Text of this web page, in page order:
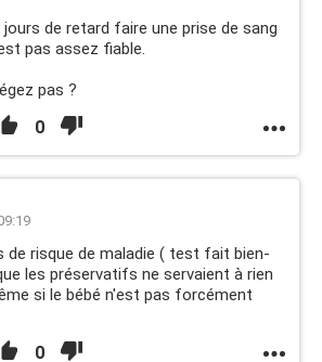
de retard faire une prise de sang
pas assez fiable.
pas ?
0
de risque de maladie ( test fait bien-
les préservatifs ne servaient à rien
si le bébé n'est pas forcément
0